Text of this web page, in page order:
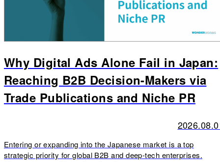
Why Digital Ads Alone Fail in Japan:
Reaching B2B Decision-Makers via
Trade Publications and Niche PR
Entering or expanding into the Japanese market is a top
strategic priority for global B2B and deep-tech enterprises.